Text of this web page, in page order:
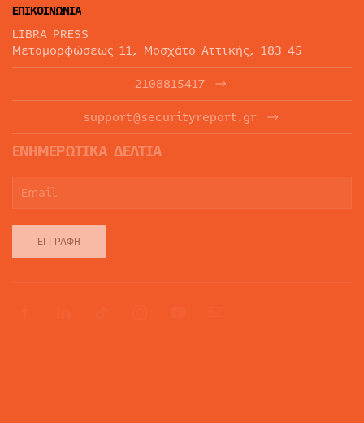
ΕΠΙΚΟΙΝΩΝΙΑ
LIBRA PRESS
Μεταμορφώσεως 11, Μοσχάτο Αττικής, 183 45
2108815417
support@securityreport.gr
ΕΝΗΜΕΡΩΤΙΚΑ ΔΕΛΤΙΑ
ΕΓΓΡΑΦΉ